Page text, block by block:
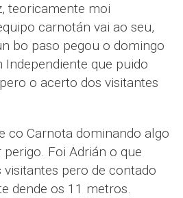
teoricamente moi
carnotán vai ao seu,
bo paso pegou o domingo
Independiente que puido
o acerto dos visitantes
co Carnota dominando algo
Foi Adrián o que
pero de contado
dende os 11 metros.